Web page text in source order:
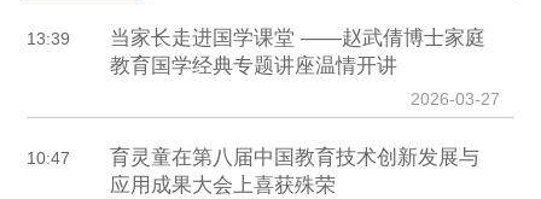
13:39
当家长走进国学课堂 ——赵武倩博士家庭
教育国学经典专题讲座温情开讲
2026-03-27
10:47
育灵童在第八届中国教育技术创新发展与
应用成果大会上喜获殊荣